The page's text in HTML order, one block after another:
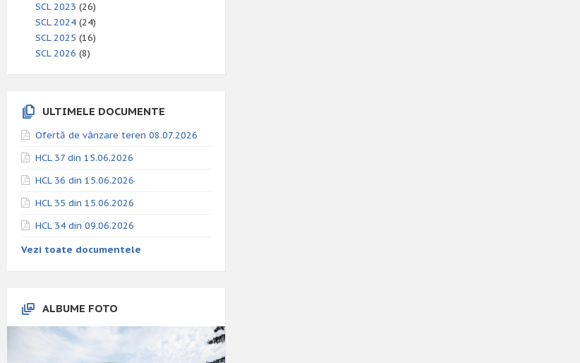
SCL 2023 (26)
SCL 2024 (24)
SCL 2025 (16)
SCL 2026 (8)
ULTIMELE DOCUMENTE
Ofertă de vânzare teren 08.07.2026
HCL 37 din 15.06.2026
HCL 36 din 15.06.2026
HCL 35 din 15.06.2026
HCL 34 din 09.06.2026
Vezi toate documentele
ALBUME FOTO